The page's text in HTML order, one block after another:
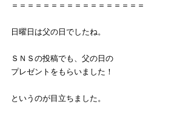
＝＝＝＝＝＝＝＝＝＝＝＝＝＝＝＝＝
日曜日は父の日でしたね。
ＳＮＳの投稿でも、父の日の
プレゼントをもらいました！
というのが目立ちました。